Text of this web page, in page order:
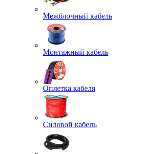
Межблочный кабель
Монтажный кабель
Оплетка кабеля
Силовой кабель